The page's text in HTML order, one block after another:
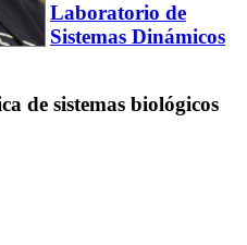
Laboratorio de
Sistemas Dinámicos
de sistemas biológicos